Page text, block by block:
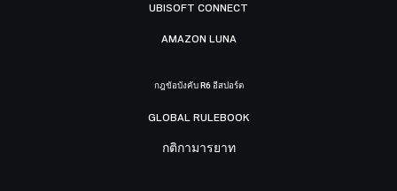
UBISOFT CONNECT
AMAZON LUNA
กฎข้อบังคับ R6 อีสปอร์ต
GLOBAL RULEBOOK
กติกามารยาท